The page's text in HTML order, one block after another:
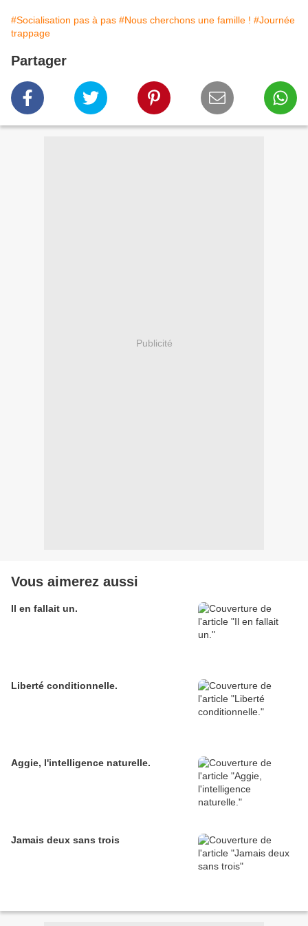
#Socialisation pas à pas #Nous cherchons une famille ! #Journée
trappage
Partager
Publicité
Vous aimerez aussi
Il en fallait un.
Liberté conditionnelle.
Aggie, l'intelligence naturelle.
Jamais deux sans trois